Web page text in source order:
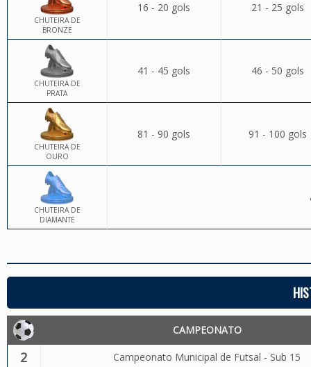
CHUTEIRA DE
BRONZE
16 - 20 gols 21 - 25 gols
CHUTEIRA DE
PRATA
41 - 45 gols 46 - 50 gols
CHUTEIRA DE
OURO
81 - 90 gols 91 - 100 gols
CHUTEIRA DE
DIAMANTE
CAMPEONATO
2 Campeonato Municipal de Futsal - Sub 15